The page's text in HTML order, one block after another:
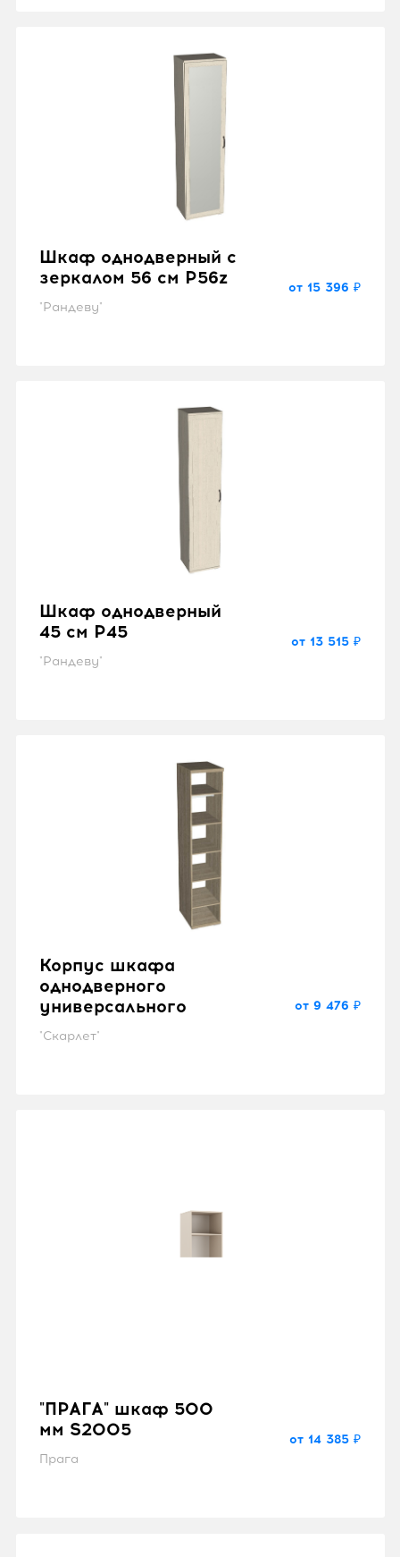
Шкаф однодверный с
зеркалом 56 см P56z
"Рандеву"
от 15 396 ₽
Шкаф однодверный
45 см P45
"Рандеву"
от 13 515 ₽
Корпус шкафа
однодверного
универсального
"Скарлет"
от 9 476 ₽
"ПРАГА" шкаф 500
мм S2005
Прага
от 14 385 ₽